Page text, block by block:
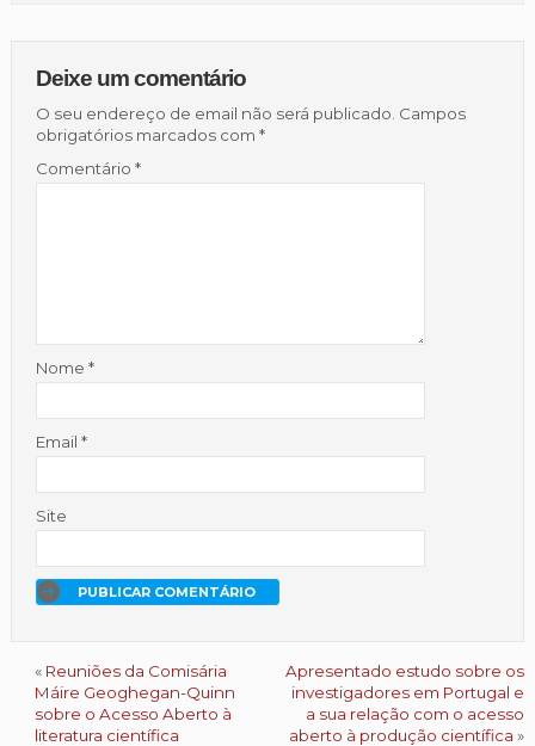
Deixe um comentário
O seu endereço de email não será publicado. Campos
obrigatórios marcados com *
Comentário *
Nome *
Email *
Site
« Reuniões da Comisária
Máire Geoghegan-Quinn
sobre o Acesso Aberto à
literatura científica
Apresentado estudo sobre os
investigadores em Portugal e
a sua relação com o acesso
aberto à produção científica »